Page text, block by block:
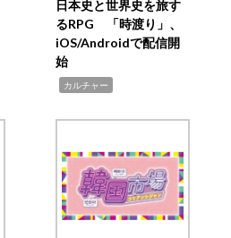
日本史と世界史を旅す
るRPG 「時渡り」、
iOS/Androidで配信開
始
カルチャー